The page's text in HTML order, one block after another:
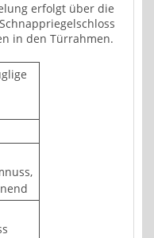
erfolgt über die
in den Türrahmen.